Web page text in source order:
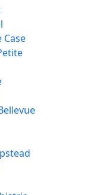
Case